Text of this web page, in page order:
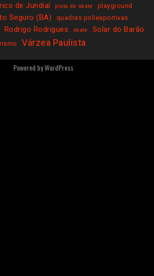
de Jundiaí pista de skate
playground
Seguro (BA)
quadras poliesportivas
Rodrigo Rodrigues skate Solar do Barão
Várzea Paulista
Powered byWordPress